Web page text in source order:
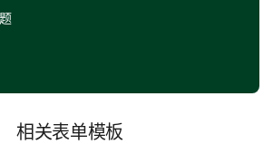
信息
的细节，以帮助进行问卷数据的统计
相关表单模板